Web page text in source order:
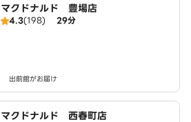
マクドナルド 豊場店
4.3(198) 29分
出前館がお届け
マクドナルド 西春町店